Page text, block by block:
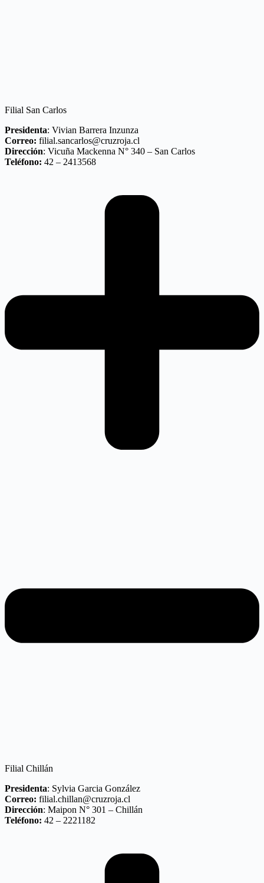
Filial San Carlos
Presidenta: Vivian Barrera Inzunza
Correo: filial.sancarlos@cruzroja.cl
Dirección: Vicuña Mackenna N° 340 – San Carlos
Teléfono: 42 – 2413568
Filial Chillán
Presidenta: Sylvia Garcia González
Correo: filial.chillan@cruzroja.cl
Dirección: Maipon N° 301 – Chillán
Teléfono: 42 – 2221182